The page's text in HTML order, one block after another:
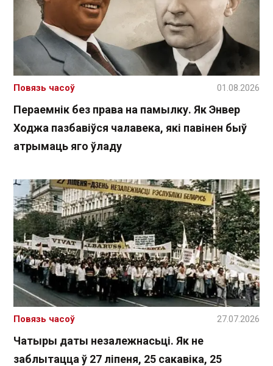
Пераемнік без права на памылку. Як Энвер
Ходжа пазбавіўся чалавека, які павінен быў
атрымаць яго ўладу
Повязь часоў 01.08.2026
Чатыры даты незалежнасьці. Як не
заблытацца ў 27 ліпеня, 25 сакавіка, 25
Повязь часоў 27.07.2026